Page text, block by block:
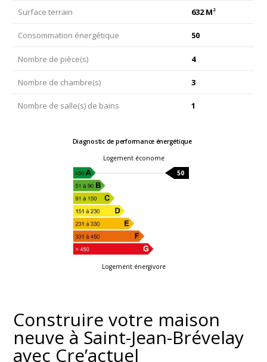
Surface terrain 632 M 2
Consommation énergétique 50
Nombre de pièce(s) 4
Nombre de chambre(s) 3
Nombre de salle(s) de bains 1
Diagnostic de performance énergétique
Logement économe
50
Logement énergivore
Construire votre maison
neuve à Saint-Jean-Brévelay
avec Cre’actuel